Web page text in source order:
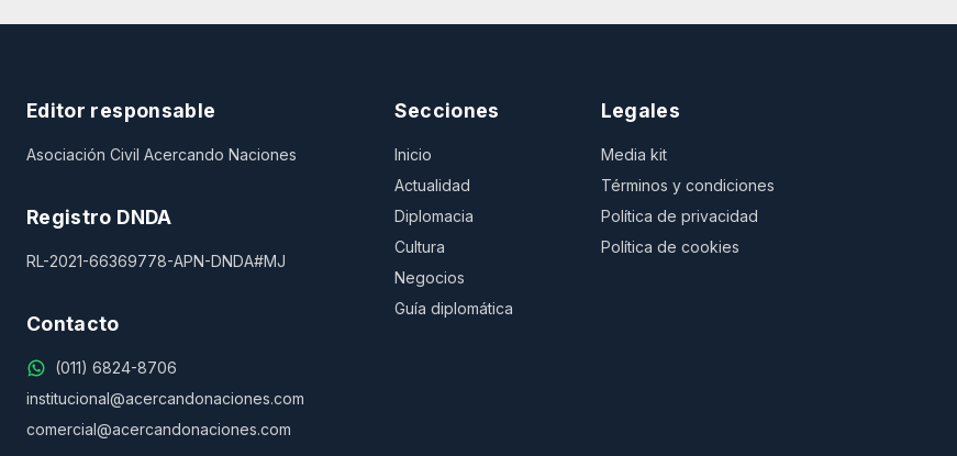
Editor responsable
Asociación Civil Acercando Naciones
Registro DNDA
RL-2021-66369778-APN-DNDA#MJ
Contacto
(011) 6824-8706
institucional@acercandonaciones.com
comercial@acercandonaciones.com
Secciones
Inicio
Actualidad
Diplomacia
Cultura
Negocios
Guía diplomática
Legales
Media kit
Términos y condiciones
Política de privacidad
Política de cookies